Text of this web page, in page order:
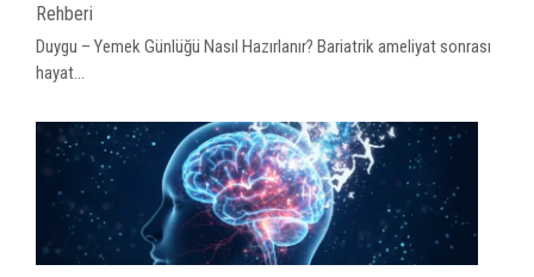
Rehberi
Duygu – Yemek Günlüğü Nasıl Hazırlanır? Bariatrik ameliyat sonrası
hayat...